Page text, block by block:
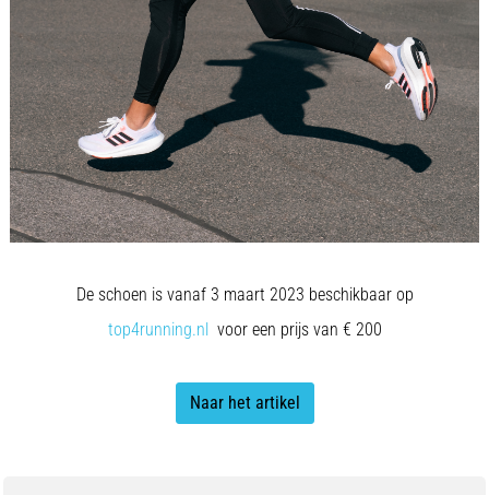
De schoen is vanaf 3 maart 2023 beschikbaar op
top4running.nlvoor een prijs van € 200
Naar het artikel